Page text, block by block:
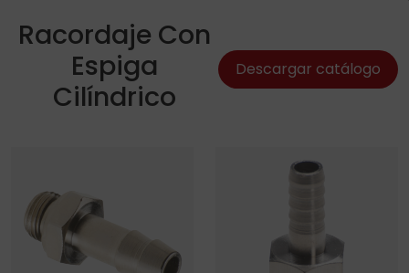
Racordaje Con
Espiga
Cilíndrico
Descargar catálogo